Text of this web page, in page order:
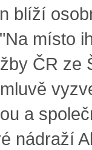
blíží
místo
ČR ze
a
nádraží